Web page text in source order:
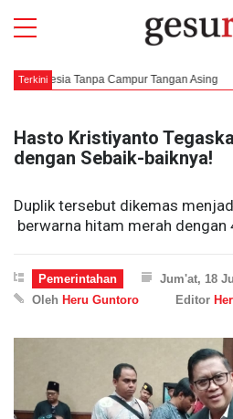
Terkini
Tanpa Campur Tangan Asing 7
Hasto Kristiyanto
dengan Sebaik-baiknya!
Duplik tersebut dikemas
berwarna hitam merah dengan
Pemerintahan
Jum'at, 18
Oleh Heru Guntoro Editor